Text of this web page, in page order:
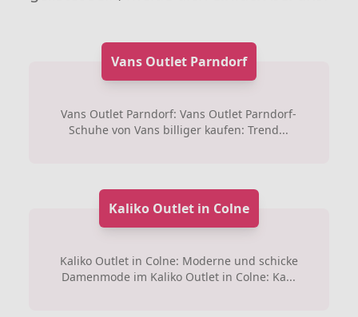
Vans Outlet Parndorf
Vans Outlet Parndorf: Vans Outlet Parndorf-
Schuhe von Vans billiger kaufen: Trend...
Kaliko Outlet in Colne
Kaliko Outlet in Colne: Moderne und schicke
Damenmode im Kaliko Outlet in Colne: Ka...